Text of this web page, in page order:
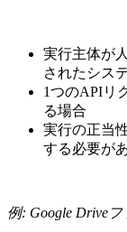
実行主体が
されたシス
1つのAPIリ
る場合
実行の正当
する必要が
例: Google Drive